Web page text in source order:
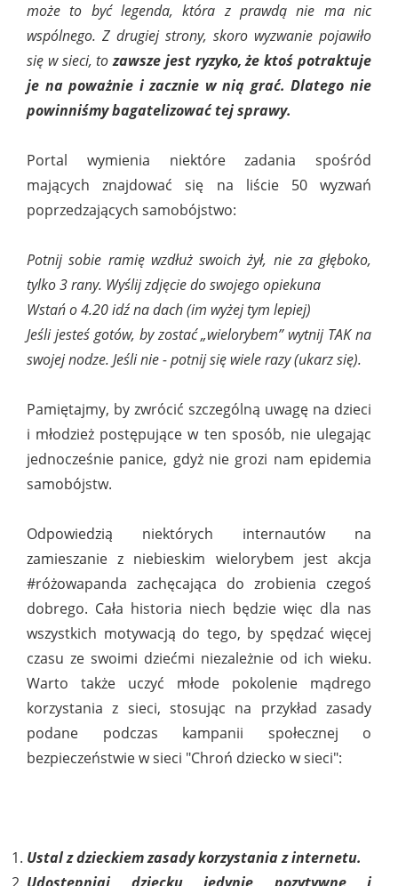
może to być legenda, która z prawdą nie ma nic
wspólnego. Z drugiej strony, skoro wyzwanie pojawiło
się w sieci, tozawsze jest ryzyko, że ktoś potraktuje
je na poważnie i zacznie w nią grać. Dlatego nie
powinniśmy bagatelizować tej sprawy.
Portal wymienia niektóre zadania spośród
mających znajdować się na liście 50 wyzwań
poprzedzających samobójstwo:
Potnij sobie ramię wzdłuż swoich żył, nie za głęboko,
tylko 3 rany. Wyślij zdjęcie do swojego opiekuna
Wstań o 4.20 idź na dach (im wyżej tym lepiej)
Jeśli jesteś gotów, by zostać „wielorybem” wytnij TAK na
swojej nodze. Jeśli nie - potnij się wiele razy (ukarz się).
Pamiętajmy, by zwrócić szczególną uwagę na dzieci
i młodzież postępujące w ten sposób, nie ulegając
jednocześnie panice, gdyż nie grozi nam epidemia
samobójstw.
Odpowiedzią niektórych internautów na
zamieszanie z niebieskim wielorybem jest akcja
#różowapanda zachęcająca do zrobienia czegoś
dobrego. Cała historia niech będzie więc dla nas
wszystkich motywacją do tego, by spędzać więcej
czasu ze swoimi dziećmi niezależnie od ich wieku.
Warto także uczyć młode pokolenie mądrego
korzystania z sieci, stosując na przykład zasady
podane podczas kampanii społecznej o
bezpieczeństwie w sieci "Chroń dziecko w sieci":
Ustal z dzieckiem zasady korzystania z internetu.